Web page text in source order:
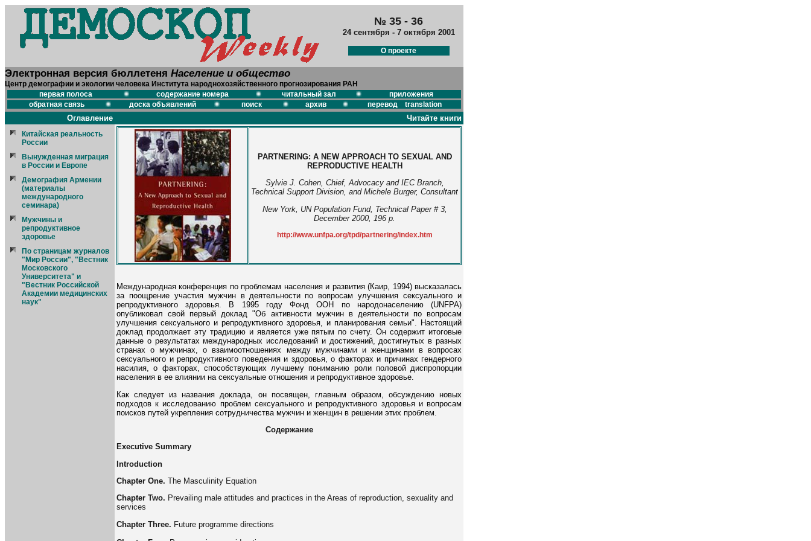
№ 35 - 36
24 сентября - 7 октября 2001
О проекте
Электронная версия бюллетеня Население и общество
Центр демографии и экологии человека Института народнохозяйственного прогнозирования РАН
первая полоса
содержание номера читальный зал
приложения
обратная связь
доска объявлений поиск архив перевод translation
Оглавление Читайте книги
Китайская реальность
России
Вынужденная миграция
в России и Европе
Демография Армении
(материалы
международного
семинара)
Мужчины и
репродуктивное
здоровье
По страницам журналов
"Мир России", "Вестник
Московского
Университета" и
"Вестник Российской
Академии медицинских
наук"
PARTNERING: A NEW APPROACH TO SEXUAL AND
REPRODUCTIVE HEALTH
Sylvie J. Cohen, Chief, Advocacy and IEC Branch,
Technical Support Division, and Michele Burger, Consultant
New York, UN Population Fund, Technical Paper # 3,
December 2000, 196 p.
http://www.unfpa.org/tpd/partnering/index.htm
Международная конференция по проблемам населения и развития (Каир, 1994) высказалась
за поощрение участия мужчин в деятельности по вопросам улучшения сексуального и
репродуктивного здоровья. В 1995 году Фонд ООН по народонаселению (UNFPA)
опубликовал свой первый доклад "Об активности мужчин в деятельности по вопросам
улучшения сексуального и репродуктивного здоровья, и планирования семьи". Настоящий
доклад продолжает эту традицию и является уже пятым по счету. Он содержит итоговые
данные о результатах международных исследований и достижений, достигнутых в разных
странах о мужчинах, о взаимоотношениях между мужчинами и женщинами в вопросах
сексуального и репродуктивного поведения и здоровья, о факторах и причинах гендерного
насилия, о факторах, способствующих лучшему пониманию роли половой диспропорции
населения в ее влиянии на сексуальные отношения и репродуктивное здоровье.
Как следует из названия доклада, он посвящен, главным образом, обсуждению новых
подходов к исследованию проблем сексуального и репродуктивного здоровья и вопросам
поисков путей укрепления сотрудничества мужчин и женщин в решении этих проблем.
Содержание
Executive Summary
Introduction
Chapter One. The Masculinity Equation
Chapter Two. Prevailing male attitudes and practices in the Areas of reproduction, sexuality and
services
Chapter Three. Future programme directions